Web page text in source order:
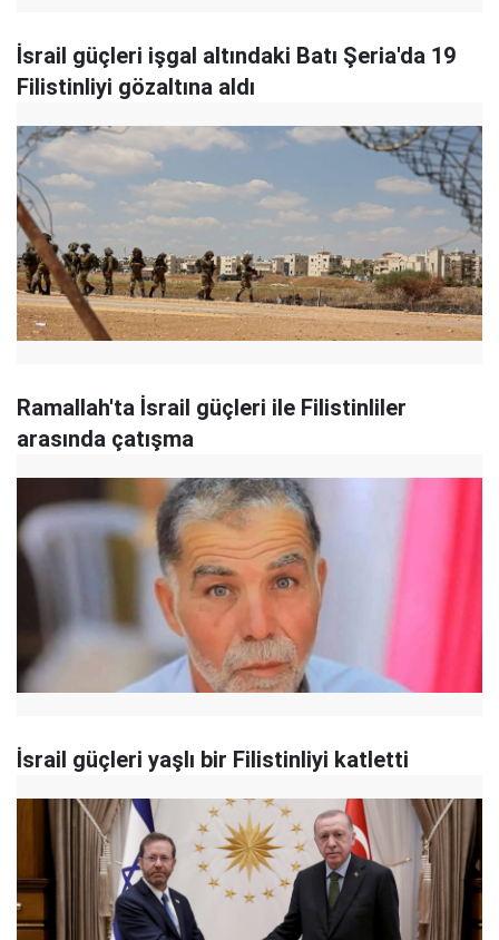
İsrail güçleri işgal altındaki Batı Şeria'da 19
Filistinliyi gözaltına aldı
Ramallah'ta İsrail güçleri ile Filistinliler
arasında çatışma
İsrail güçleri yaşlı bir Filistinliyi katletti